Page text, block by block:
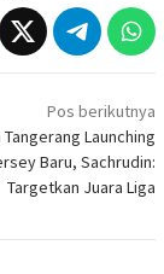
Pos berikutnya
Launching
Baru, Sachrudin:
Targetkan Juara Liga